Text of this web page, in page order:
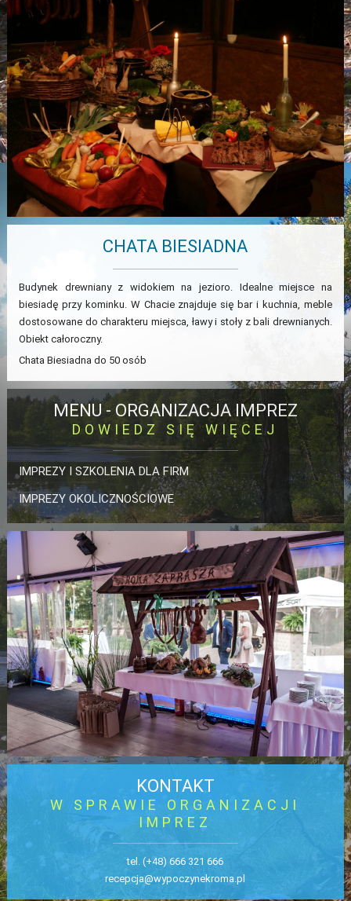
CHATA BIESIADNA
Budynek drewniany z widokiem na jezioro. Idealne miejsce na
biesiadę przy kominku. W Chacie znajduje się bar i kuchnia, meble
dostosowane do charakteru miejsca, ławy i stoły z bali drewnianych.
Obiekt całoroczny.
Chata Biesiadna do 50 osób
MENU - ORGANIZACJA IMPREZ
DOWIEDZ SIĘ WIĘCEJ
IMPREZY I SZKOLENIA DLA FIRM
IMPREZY OKOLICZNOŚCIOWE
KONTAKT
W SPRAWIE ORGANIZACJI
IMPREZ
tel.(+48) 666 321 666
recepcja@wypoczynekroma.pl